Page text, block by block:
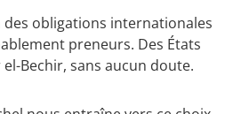
obligations internationales
preneurs. Des États
Bechir, sans aucun doute.